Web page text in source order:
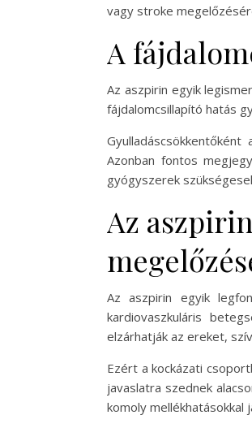
vagy stroke
A
Az aszpirin egyik
fájdalomcsillapító hatás
Azonban fontos
gyógyszerek
Az
Az aszpirin egyik
kardiovaszkuláris
elzárhatják az ereket,
Ezért a kockázati
javaslatra szednek
komoly mellékhatásokkal